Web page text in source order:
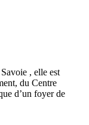
, elle est
du Centre
d’un foyer de